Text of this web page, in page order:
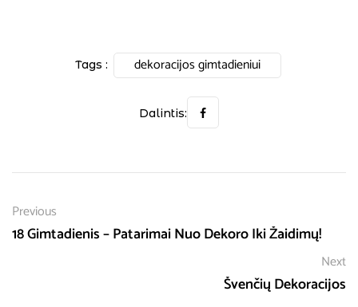
Tags : dekoracijos gimtadieniui
Dalintis:
Previous
18 Gimtadienis – Patarimai Nuo Dekoro Iki Žaidimų!
Next
Švenčių Dekoracijos